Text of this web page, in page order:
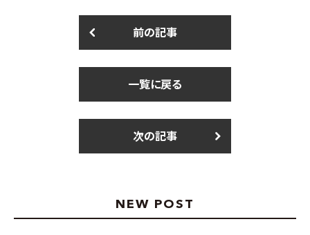
前の記事
一覧に戻る
次の記事
NEW POST